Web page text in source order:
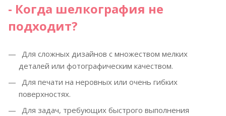
- Когда шелкография не
подходит?
Для сложных дизайнов с множеством мелких
деталей или фотографическим качеством.
Для печати на неровных или очень гибких
поверхностях.
Для задач, требующих быстрого выполнения